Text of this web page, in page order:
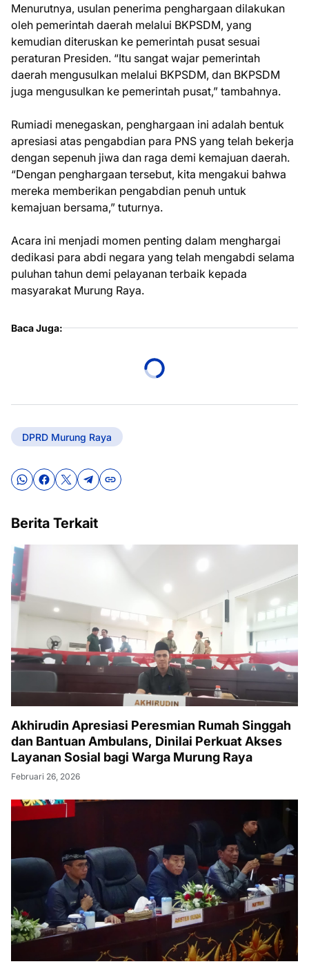
Menurutnya, usulan penerima penghargaan dilakukan
oleh pemerintah daerah melalui BKPSDM, yang
kemudian diteruskan ke pemerintah pusat sesuai
peraturan Presiden. “Itu sangat wajar pemerintah
daerah mengusulkan melalui BKPSDM, dan BKPSDM
juga mengusulkan ke pemerintah pusat,” tambahnya.
Rumiadi menegaskan, penghargaan ini adalah bentuk
apresiasi atas pengabdian para PNS yang telah bekerja
dengan sepenuh jiwa dan raga demi kemajuan daerah.
“Dengan penghargaan tersebut, kita mengakui bahwa
mereka memberikan pengabdian penuh untuk
kemajuan bersama,” tuturnya.
Acara ini menjadi momen penting dalam menghargai
dedikasi para abdi negara yang telah mengabdi selama
puluhan tahun demi pelayanan terbaik kepada
masyarakat Murung Raya.
Baca Juga:
DPRD Murung Raya
Berita Terkait
Akhirudin Apresiasi Peresmian Rumah Singgah
dan Bantuan Ambulans, Dinilai Perkuat Akses
Layanan Sosial bagi Warga Murung Raya
Februari 26, 2026